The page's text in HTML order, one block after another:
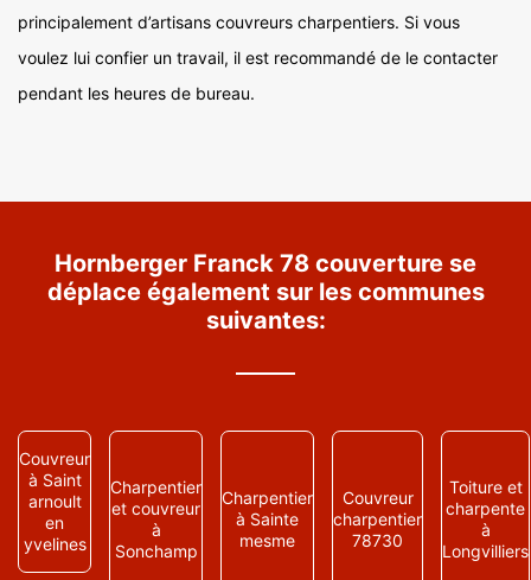
principalement d’artisans couvreurs charpentiers. Si vous
voulez lui confier un travail, il est recommandé de le contacter
pendant les heures de bureau.
Hornberger Franck 78 couverture se
déplace également sur les communes
suivantes:
Couvreur
à Saint
arnoult
en
yvelines
Charpentier
et couvreur
à
Sonchamp
Charpentier
à Sainte
mesme
Couvreur
charpentier
78730
Toiture et
charpente
à
Longvilliers